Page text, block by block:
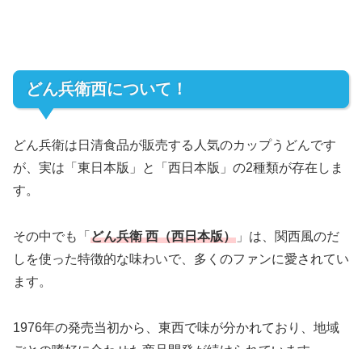
どん兵衛西について！
どん兵衛は日清食品が販売する人気のカップうどんです
が、実は「東日本版」と「西日本版」の2種類が存在しま
す。
その中でも「 どん兵衛 西（西日本版） 」は、関西風のだ
しを使った特徴的な味わいで、多くのファンに愛されてい
ます。
1976年の発売当初から、東西で味が分かれており、地域